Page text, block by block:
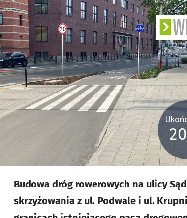
Budowa dróg rowerowych na ulicy
skrzyżowania z ul. Podwale i ul.